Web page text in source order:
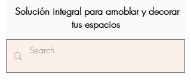
Solución integral para amoblar y decorar
tus espacios